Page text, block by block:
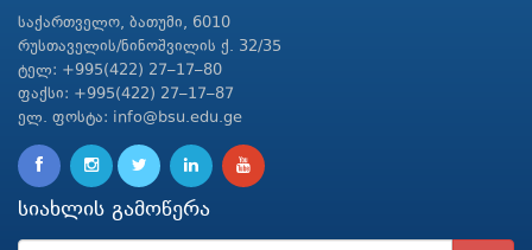
საქართველო, ბათუმი, 6010
რუსთაველის/ნინოშვილის ქ. 32/35
ტელ: +995(422) 27–17–80
ფაქსი: +995(422) 27–17–87
ელ. ფოსტა: info@bsu.edu.ge
სიახლის გამოწერა